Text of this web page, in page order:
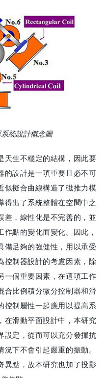
統設計概念圖
生不穩定的結構，因此要
的設計是一項重要且必不可
似擬合曲線構造了磁推力模
得出了系統整體在空間中之
差，線性化是不完善的，並
作點的變化而變化。因此，
備足夠的強健性，用以承受
控制器設計的考慮因素，除
一個重要因素，在這項工作
合比例積分微分控制器和滑
控制屬性一起應用以提高系
在滑動平面設計中，本研究
設定，從而可以充分發揮抗
下不會引起嚴重的振動。
異點，故本研究也加了投影